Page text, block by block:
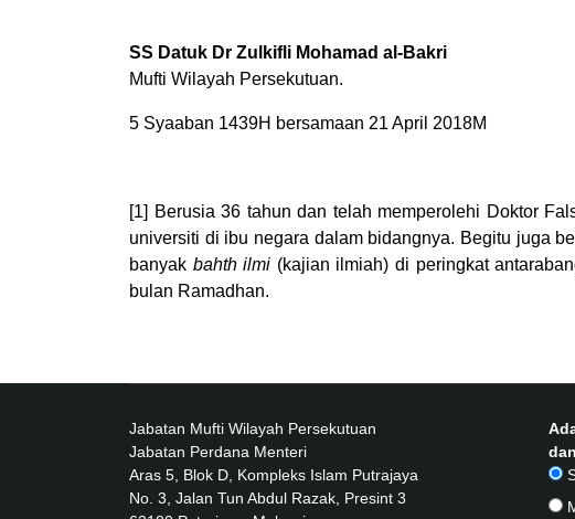
SS Datuk Dr Zulkifli Mohamad al-Bakri
Mufti Wilayah Persekutuan.
5 Syaaban 1439H bersamaan 21 April 2018M
[1] Berusia 36 tahun dan telah memperolehi Doktor
universiti di ibu negara dalam bidangnya. Begitu juga
banyak bahth ilmi (kajian ilmiah) di peringkat
bulan Ramadhan.
Jabatan Mufti Wilayah Persekutuan
Jabatan Perdana Menteri
Aras 5, Blok D, Kompleks Islam Putrajaya
No. 3, Jalan Tun Abdul Razak, Presint 3